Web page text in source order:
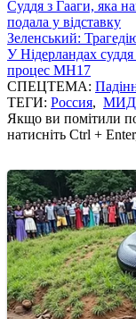
Суддя з Гааги, яка
подала у відставку
Зеленський:
У Нідерландах
процес MH17
СПЕЦТЕМА:
ТЕГИ: Россия, МИД
Якщо ви помітили
натисніть Ctrl +